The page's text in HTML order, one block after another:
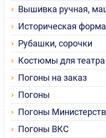
Вышивка ручная,
Историческая
Рубашки, сорочки
Костюмы для театра
Погоны на заказ
Погоны
Погоны
Погоны ВКС